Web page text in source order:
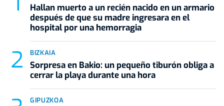
Hallan muerto a un recién nacido en un armario
después de que su madre ingresara en el
hospital por una hemorragia
BIZKAIA
Sorpresa en Bakio: un pequeño tiburón obliga a
cerrar la playa durante una hora
GIPUZKOA